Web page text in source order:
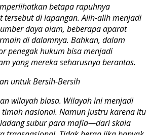
betapa rapuhnya
tersebut di lapangan. Alih-alih menjadi
daya alam, beberapa aparat
di dalamnya. Bahkan, dalam
penegak hukum bisa menjadi
yang mereka seharusnya berantas.
untuk Bersih-Bersih
wilayah biasa. Wilayah ini menjadi
nasional. Namun justru karena itu
subur para mafia—dari skala